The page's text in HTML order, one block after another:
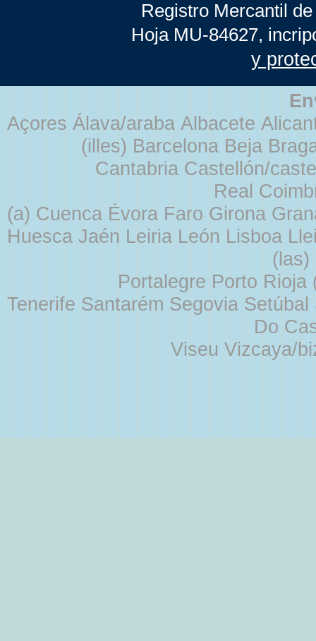
Registro Mercantil
Hoja MU-84627,
y
Açores Álava/araba Albacete
(illes) Barcelona Beja
Cantabria Castellón/
Real
(a) Cuenca Évora Faro Girona
Huesca Jaén Leiria León Lisboa
Portalegre Porto
Tenerife Santarém Segovia
Do
Viseu Vizcaya/